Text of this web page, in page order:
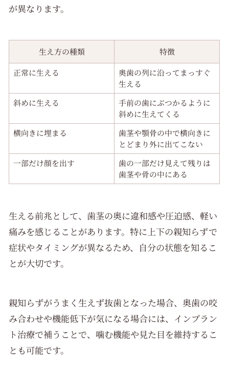
が異なります。
生え方の種類
特徴
正常に生える
奥歯の列に沿ってまっすぐ
生える
斜めに生える
手前の歯にぶつかるように
斜めに生えてくる
横向きに埋まる
歯茎や顎骨の中で横向きに
とどまり外に出てこない
一部だけ顔を出す
歯の一部だけ見えて残りは
歯茎や骨の中にある
生える前兆として、歯茎の奥に違和感や圧迫感、軽い
痛みを感じることがあります。特に上下の親知らずで
症状やタイミングが異なるため、自分の状態を知るこ
とが大切です。
親知らずがうまく生えず抜歯となった場合、奥歯の咬
み合わせや機能低下が気になる場合には、インプラン
ト治療で補うことで、噛む機能や見た目を維持するこ
とも可能です。